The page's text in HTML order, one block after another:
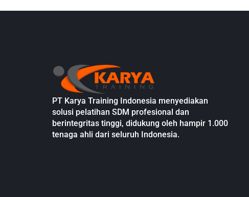
PT Karya Training Indonesia menyediakan
solusi pelatihan SDM profesional dan
berintegritas tinggi, didukung oleh hampir 1.000
tenaga ahli dari seluruh Indonesia.